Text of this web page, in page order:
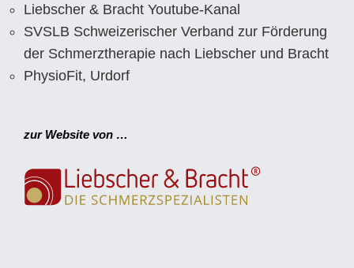
Liebscher & Bracht Youtube-Kanal
SVSLB Schweizerischer Verband zur Förderung
der Schmerztherapie nach Liebscher und Bracht
PhysioFit, Urdorf
zur Website von …